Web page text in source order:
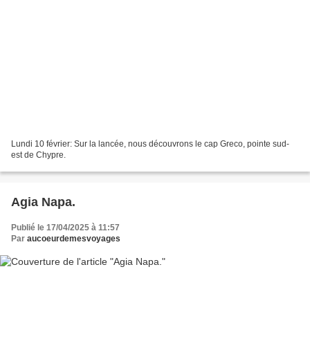
Lundi 10 février: Sur la lancée, nous découvrons le cap Greco, pointe sud-
est de Chypre.
Agia Napa.
Publié le 17/04/2025 à 11:57
Par aucoeurdemesvoyages